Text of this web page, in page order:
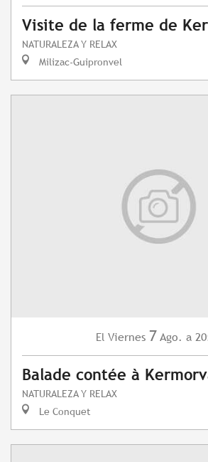
Visite de la ferme de
NATURALEZA Y RELAX
Milizac-Guipronvel
El Viernes 7 Ago. a
Balade contée à
NATURALEZA Y RELAX
Le Conquet